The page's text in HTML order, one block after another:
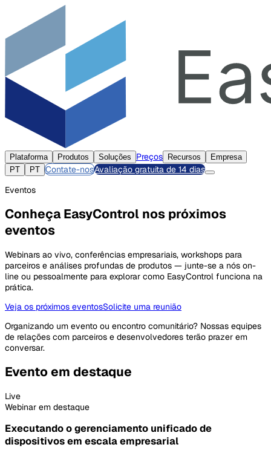
Plataforma Produtos Soluções Preços Recursos
Empresa
PT
PT Contate-nosAvaliação gratuita de 14 dias
Eventos
Conheça EasyControl nos próximos
eventos
Webinars ao vivo, conferências empresariais, workshops para
parceiros e análises profundas de produtos — junte-se a nós on-
line ou pessoalmente para explorar como EasyControl funciona na
prática.
Veja os próximos eventosSolicite uma reunião
Organizando um evento ou encontro comunitário? Nossas equipes
de relações com parceiros e desenvolvedores terão prazer em
conversar.
Evento em destaque
Live
Webinar em destaque
Executando o gerenciamento unificado de
dispositivos em escala empresarial